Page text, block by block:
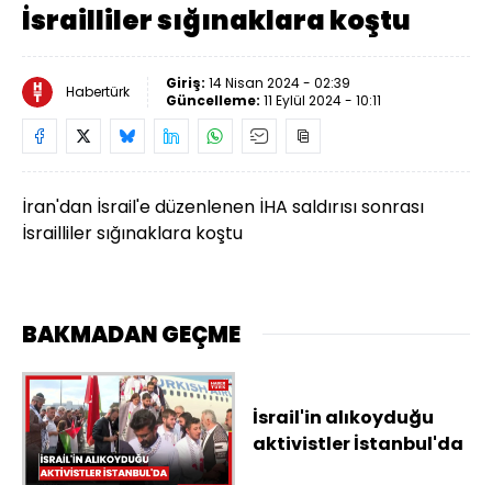
İsrailliler sığınaklara koştu
Habertürk Giriş: 14 Nisan 2024 - 02:39
Güncelleme: 11 Eylül 2024 - 10:11
İran'dan İsrail'e düzenlenen İHA saldırısı sonrası
İsrailliler sığınaklara koştu
BAKMADAN GEÇME
İsrail'in alıkoyduğu
aktivistler İstanbul'da